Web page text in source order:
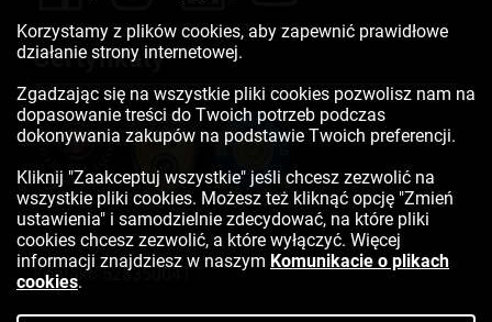
Certyfikaty
Kontakt:523350041
Korzystamy z plików cookies, aby zapewnić prawidłowe
działanie strony internetowej.
Zgadzając się na wszystkie pliki cookies pozwolisz nam na
dopasowanie treści do Twoich potrzeb podczas
dokonywania zakupów na podstawie Twoich preferencji.
Kliknij "Zaakceptuj wszystkie" jeśli chcesz zezwolić na
wszystkie pliki cookies. Możesz też kliknąć opcję "Zmień
ustawienia" i samodzielnie zdecydować, na które pliki
cookies chcesz zezwolić, a które wyłączyć. Więcej
informacji znajdziesz w naszym Komunikacie o plikach
cookies.